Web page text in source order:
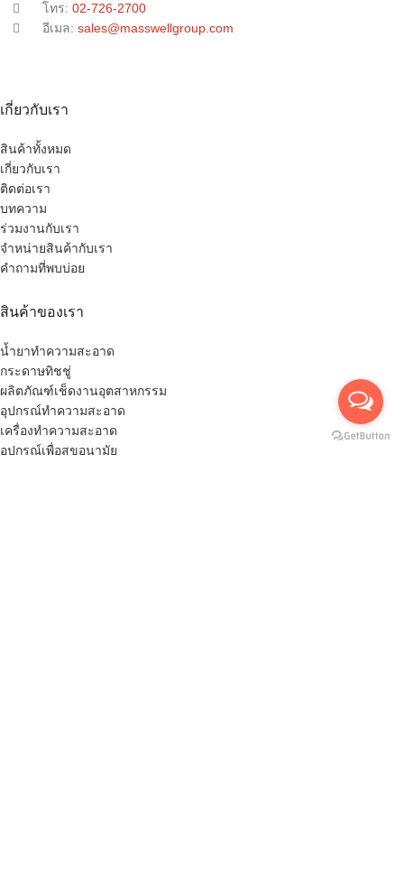
โทร: 02-726-2700
อีเมล: sales@masswellgroup.com
เกี่ยวกับเรา
สินค้าทั้งหมด
เกี่ยวกับเรา
ติดต่อเรา
บทความ
ร่วมงานกับเรา
จำหน่ายสินค้ากับเรา
คำถามที่พบบ่อย
สินค้าของเรา
น้ำยาทำความสะอาด
กระดาษทิชชู่
ผลิตภัณฑ์เช็ดงานอุตสาหกรรม
อุปกรณ์ทำความสะอาด
เครื่องทำความสะอาด
อุปกรณ์เพื่อสุขอนามัย